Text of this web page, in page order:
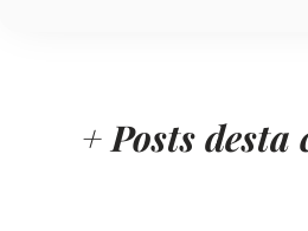
+ Posts desta